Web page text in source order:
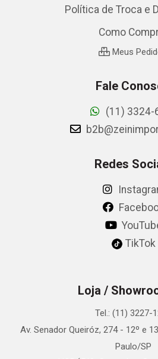
Política de Troca e
Como
Meus
Fale
(11) 3324-
Redes
TikTok
Loja /
Tel.: (11) 3227-
Av. Senador Queiróz, 274 - 12º e
Paulo/SP